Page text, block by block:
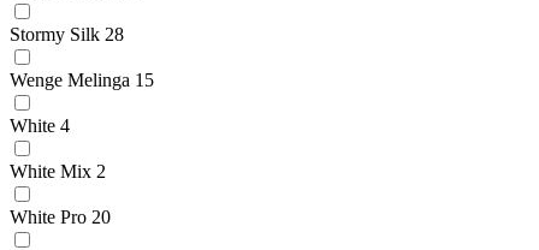
Stormy Silk 28
Wenge Melinga 15
White 4
White Mix 2
White Pro 20